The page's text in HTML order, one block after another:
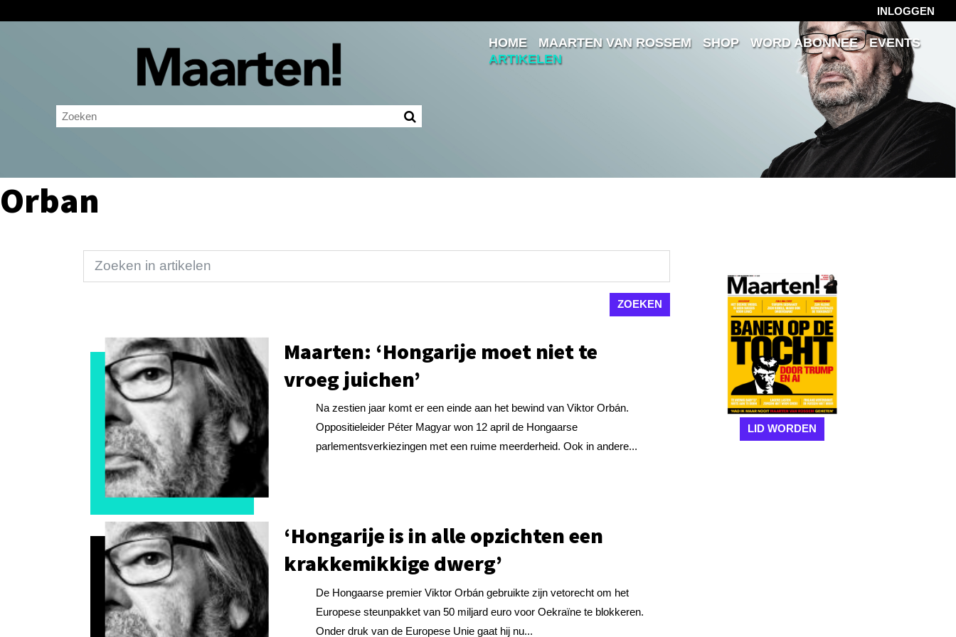
INLOGGEN
Inloggen
Ingelogd blijven
HOME MAARTEN VAN ROSSEM SHOP WORD ABONNEE
EVENTS
ARTIKELEN
Orban
Maarten: ‘Hongarije moet niet te
vroeg juichen’
Na zestien jaar komt er een einde aan het bewind van Viktor Orbán.
Oppositieleider Péter Magyar won 12 april de Hongaarse
parlementsverkiezingen met een ruime meerderheid. Ook in andere...
‘Hongarije is in alle opzichten een
krakkemikkige dwerg’
De Hongaarse premier Viktor Orbán gebruikte zijn vetorecht om het
Europese steunpakket van 50 miljard euro voor Oekraïne te blokkeren.
Onder druk van de Europese Unie gaat hij nu...
LID WORDEN